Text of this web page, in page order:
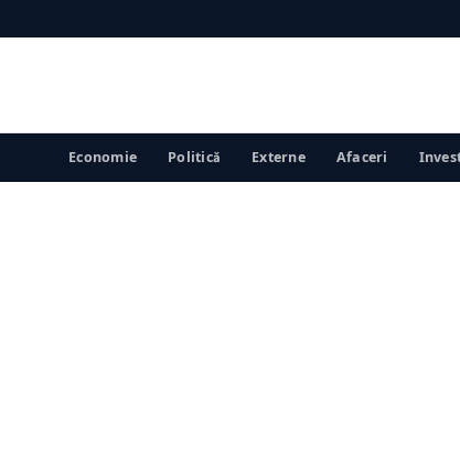
Economie Politică Externe Afaceri